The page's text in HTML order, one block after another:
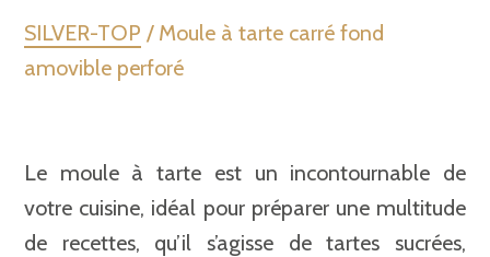
SILVER-TOP / Moule à tarte carré fond
amovible perforé
Le moule à tarte est un incontournable de
votre cuisine, idéal pour préparer une multitude
de recettes, qu’il s’agisse de tartes sucrées,